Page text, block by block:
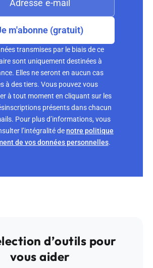
m'abonne (gratuit)
transmises par le biais de ce
sont uniquement destinées à
Elles ne seront en aucun cas
à des tiers. Vous pouvez vous
à tout moment en cliquant sur les
présents dans chacun
Pour plus d’informations, vous
l’intégralité denotre politique
de vos données personnelles.
d’outils pour
vous aider